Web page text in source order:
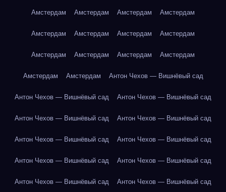
Амстердам Амстердам Амстердам Амстердам
Амстердам Амстердам Амстердам Амстердам
Амстердам Амстердам Амстердам Амстердам
Амстердам Амстердам Антон Чехов — Вишнёвый сад
Антон Чехов — Вишнёвый сад Антон Чехов — Вишнёвый сад
Антон Чехов — Вишнёвый сад Антон Чехов — Вишнёвый сад
Антон Чехов — Вишнёвый сад Антон Чехов — Вишнёвый сад
Антон Чехов — Вишнёвый сад Антон Чехов — Вишнёвый сад
Антон Чехов — Вишнёвый сад Антон Чехов — Вишнёвый сад